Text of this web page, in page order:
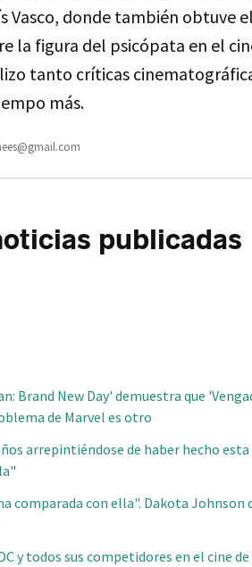
Vasco, donde también obtuve
la figura del psicópata en el
tanto críticas
más.
publicadas
Brand New Day' demuestra que
de Marvel es otro
arrepintiéndose de haber hecho
comparada con ella". Dakota
y todos sus competidores en el cine